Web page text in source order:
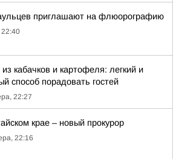
приглашают на флюорографию
22:40
из кабачков и картофеля: легкий и
способ порадовать гостей
22:27
крае – новый прокурор
22:16